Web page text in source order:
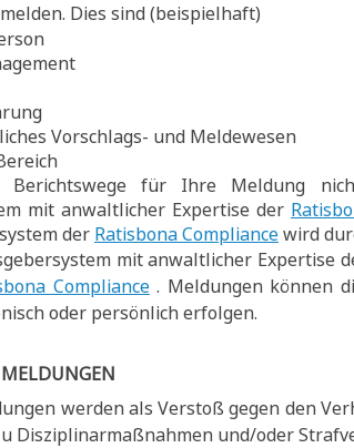
Dies sind (beispielhaft)
Vorschlags- und Meldewesen
Berichtswege für Ihre Meldung
mit anwaltlicher Expertise der
der Ratisbona Compliancewird
mit anwaltlicher Expertise
Compliance. Meldungen können
oder persönlich erfolgen.
werden als Verstoß gegen den
Disziplinarmaßnahmen und/oder